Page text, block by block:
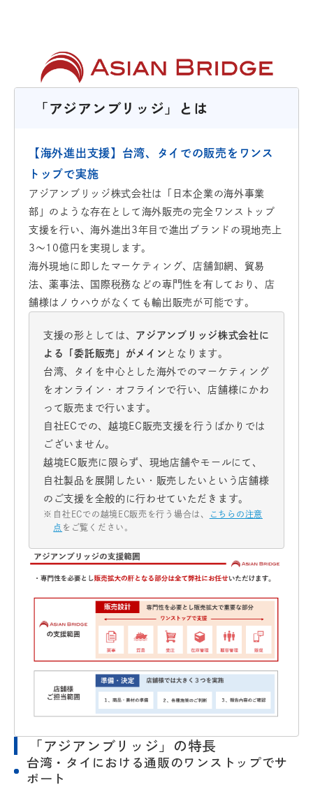
「アジアンブリッジ」とは
【海外進出支援】台湾、タイでの販売をワンス
トップで実施
アジアンブリッジ株式会社は「日本企業の海外事業
部」のような存在として海外販売の完全ワンストップ
支援を行い、海外進出3年目で進出ブランドの現地売上
3～10億円を実現します。
海外現地に即したマーケティング、店舗卸網、貿易
法、薬事法、国際税務などの専門性を有しており、店
舗様はノウハウがなくても輸出販売が可能です。
支援の形としては、 アジアンブリッジ株式会社に
よる「委託販売」がメイン となります。
台湾、タイを中心とした海外でのマーケティング
をオンライン・オフラインで行い、店舗様にかわ
って販売まで行います。
自社ECでの、越境EC販売支援を行うばかりでは
ございません。
越境EC販売に限らず、現地店舗やモールにて、
自社製品を展開したい・販売したいという店舗様
のご支援を全般的に行わせていただきます。
自社ECでの越境EC販売を行う場合は、
こちらの注意
点 をご覧ください。
「アジアンブリッジ」の特長
台湾・タイにおける通販のワンストップでサ
ポート